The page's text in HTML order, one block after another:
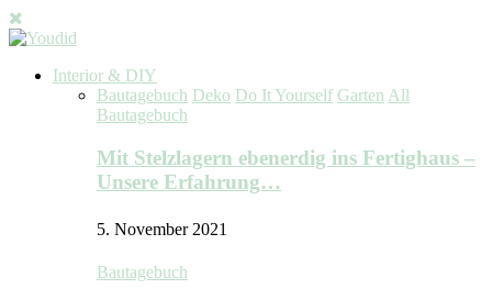
Interior & DIY
Bautagebuch Deko Do It Yourself Garten All
Bautagebuch
Mit Stelzlagern ebenerdig ins Fertighaus –
Unsere Erfahrung…
5. November 2021
Bautagebuch